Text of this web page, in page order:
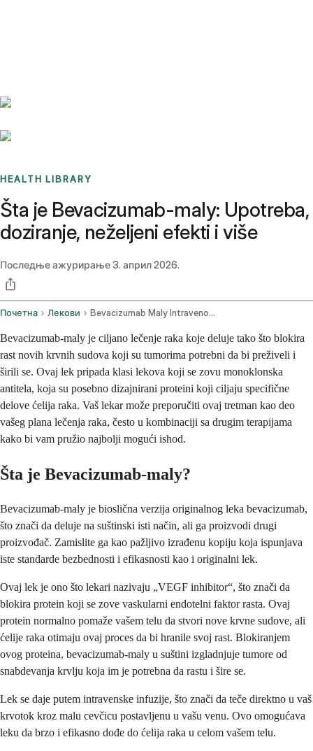
HEALTH LIBRARY
Šta je Bevacizumab-maly: Upotreba,
doziranje, neželjeni efekti i više
Последње ажурирање3. април 2026.
Почетна Лекови Bevacizumab Maly Intravenous Route
Bevacizumab-maly je ciljano lečenje raka koje deluje tako što blokira
rast novih krvnih sudova koji su tumorima potrebni da bi preživeli i
širili se. Ovaj lek pripada klasi lekova koji se zovu monoklonska
antitela, koja su posebno dizajnirani proteini koji ciljaju specifične
delove ćelija raka. Vaš lekar može preporučiti ovaj tretman kao deo
vašeg plana lečenja raka, često u kombinaciji sa drugim terapijama
kako bi vam pružio najbolji mogući ishod.
Šta je Bevacizumab-maly?
Bevacizumab-maly je bioslična verzija originalnog leka bevacizumab,
što znači da deluje na suštinski isti način, ali ga proizvodi drugi
proizvođač. Zamislite ga kao pažljivo izrađenu kopiju koja ispunjava
iste standarde bezbednosti i efikasnosti kao i originalni lek.
Ovaj lek je ono što lekari nazivaju „VEGF inhibitor“, što znači da
blokira protein koji se zove vaskularni endotelni faktor rasta. Ovaj
protein normalno pomaže vašem telu da stvori nove krvne sudove, ali
ćelije raka otimaju ovaj proces da bi hranile svoj rast. Blokiranjem
ovog proteina, bevacizumab-maly u suštini izgladnjuje tumore od
snabdevanja krvlju koja im je potrebna da rastu i šire se.
Lek se daje putem intravenske infuzije, što znači da teče direktno u vaš
krvotok kroz malu cevčicu postavljenu u vašu venu. Ovo omogućava
leku da brzo i efikasno dođe do ćelija raka u celom vašem telu.